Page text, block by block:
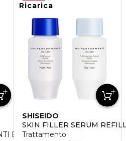
ETA' GLOBALE
Ricarica
SHISEIDO
SKIN FILLER SERUM
Trattamento